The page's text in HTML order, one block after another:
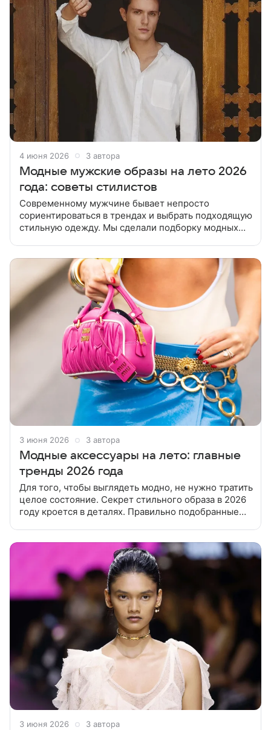
4 июня 2026 3 автора
Модные мужские образы на лето 2026
года: советы стилистов
Современному мужчине бывает непросто
сориентироваться в трендах и выбрать подходящую
стильную одежду. Мы сделали подборку модных
3 июня 2026 3 автора
Модные аксессуары на лето: главные
тренды 2026 года
Для того, чтобы выглядеть модно, не нужно тратить
целое состояние. Секрет стильного образа в 2026
году кроется в деталях. Правильно подобранные
3 июня 2026 3 автора